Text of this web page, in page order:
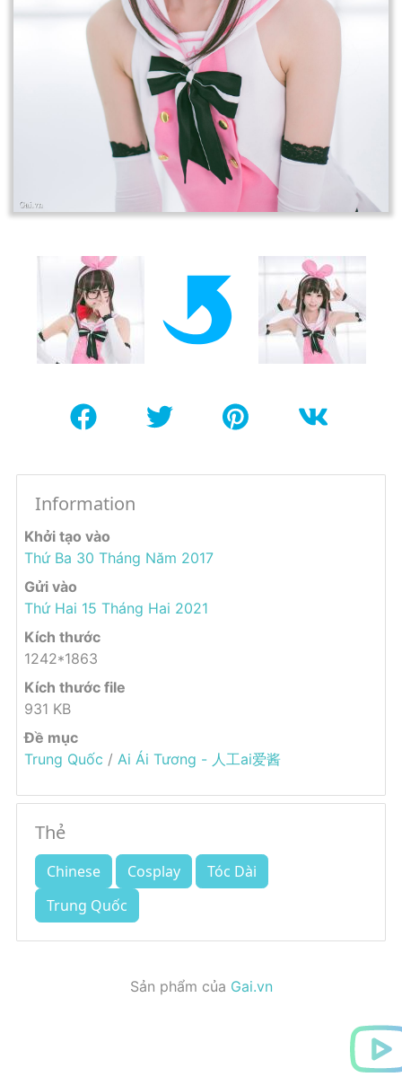
Information
Khởi tạo vào
Thứ Ba 30 Tháng Năm 2017
Gửi vào
Thứ Hai 15 Tháng Hai 2021
Kích thước
1242*1863
Kích thước file
931 KB
Đề mục
Trung Quốc / Ai Ái Tương - 人工ai爱酱
Thẻ
Chinese Cosplay
Tóc Dài
Trung Quốc
Sản phẩm của Gai.vn